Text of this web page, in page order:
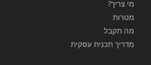
מי צריך?
מטרות
מה תקבל
מדריך תכנית עסקית